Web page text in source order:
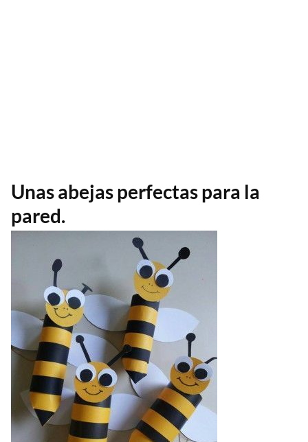
Unas abejas perfectas para la
pared.